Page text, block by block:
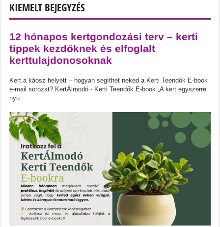
KIEMELT BEJEGYZÉS
12 hónapos kertgondozási terv – kerti
tippek kezdőknek és elfoglalt
kerttulajdonosoknak
Kert a káosz helyett – hogyan segíthet neked a Kerti Teendők E-book
e-mail sorozat? KertÁlmodó - Kerti Teendők E-book „A kert egyszerre
nyu...